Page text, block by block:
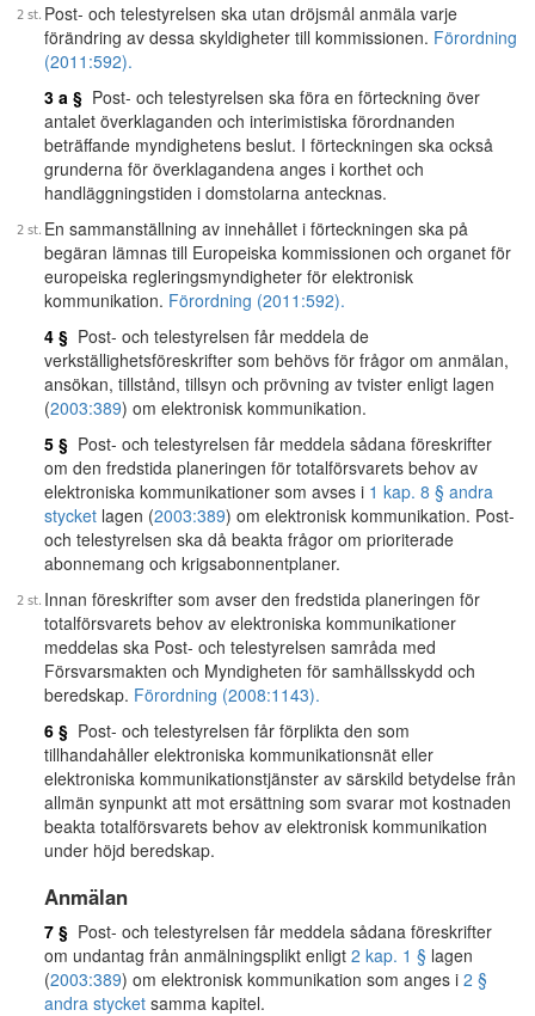
Post- och telestyrelsen ska utan dröjsmål anmäla varje
förändring av dessa skyldigheter till kommissionen. Förordning
(2011:592).
3 a § Post- och telestyrelsen ska föra en förteckning över
antalet överklaganden och interimistiska förordnanden
beträffande myndighetens beslut. I förteckningen ska också
grunderna för överklagandena anges i korthet och
handläggningstiden i domstolarna antecknas.
En sammanställning av innehållet i förteckningen ska på
begäran lämnas till Europeiska kommissionen och organet för
europeiska regleringsmyndigheter för elektronisk
kommunikation. Förordning (2011:592).
4 § Post- och telestyrelsen får meddela de
verkställighetsföreskrifter som behövs för frågor om anmälan,
ansökan, tillstånd, tillsyn och prövning av tvister enligt lagen
(2003:389) om elektronisk kommunikation.
5 § Post- och telestyrelsen får meddela sådana föreskrifter
om den fredstida planeringen för totalförsvarets behov av
elektroniska kommunikationer som avses i 1 kap. 8 § andra
stycket lagen (2003:389) om elektronisk kommunikation. Post-
och telestyrelsen ska då beakta frågor om prioriterade
abonnemang och krigsabonnentplaner.
Innan föreskrifter som avser den fredstida planeringen för
totalförsvarets behov av elektroniska kommunikationer
meddelas ska Post- och telestyrelsen samråda med
Försvarsmakten och Myndigheten för samhällsskydd och
beredskap. Förordning (2008:1143).
6 § Post- och telestyrelsen får förplikta den som
tillhandahåller elektroniska kommunikationsnät eller
elektroniska kommunikationstjänster av särskild betydelse från
allmän synpunkt att mot ersättning som svarar mot kostnaden
beakta totalförsvarets behov av elektronisk kommunikation
under höjd beredskap.
Anmälan
7 § Post- och telestyrelsen får meddela sådana föreskrifter
om undantag från anmälningsplikt enligt 2 kap. 1 § lagen
(2003:389) om elektronisk kommunikation som anges i 2 §
andra stycket samma kapitel.